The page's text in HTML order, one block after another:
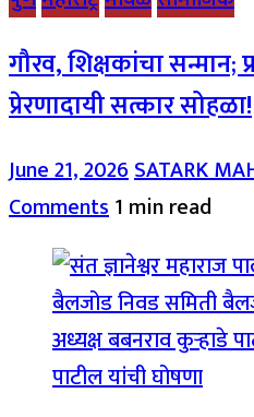
गौरव, शिक्षकांचा सन्मान;
प्रेरणादायी सत्कार सोहळा!
June 21, 2026SATARK
Comments1 min read